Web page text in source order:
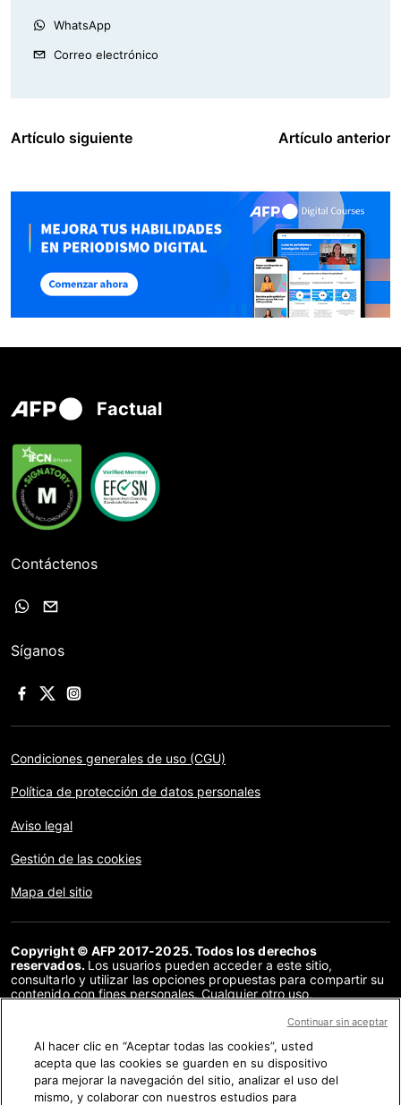
WhatsApp
Correo electrónico
Artículo siguiente Artículo anterior
Factual
Contáctenos
Síganos
Condiciones generales de uso (CGU)
Política de protección de datos personales
Aviso legal
Gestión de las cookies
Mapa del sitio
Copyright © AFP 2017-2025. Todos los derechos
reservados. Los usuarios pueden acceder a este sitio,
consultarlo y utilizar las opciones propuestas para compartir su
contenido con fines personales. Cualquier otro uso,
distribución del contenido de este sitio, en su totalidad o en
acuerdo específico firmado con la AFP, está estrictamente
prohibido. Los elementos analizados en cada verificación se
presentan o se enlazan en tanto en cuanto son necesarios para
la correcta comprensión de la verificación en cuestión. La AFP
Al hacer clic en “Aceptar todas las cookies”, usted
acepta que las cookies se guarden en su dispositivo
para mejorar la navegación del sitio, analizar el uso del
mismo, y colaborar con nuestros estudios para
Continuar sin aceptar